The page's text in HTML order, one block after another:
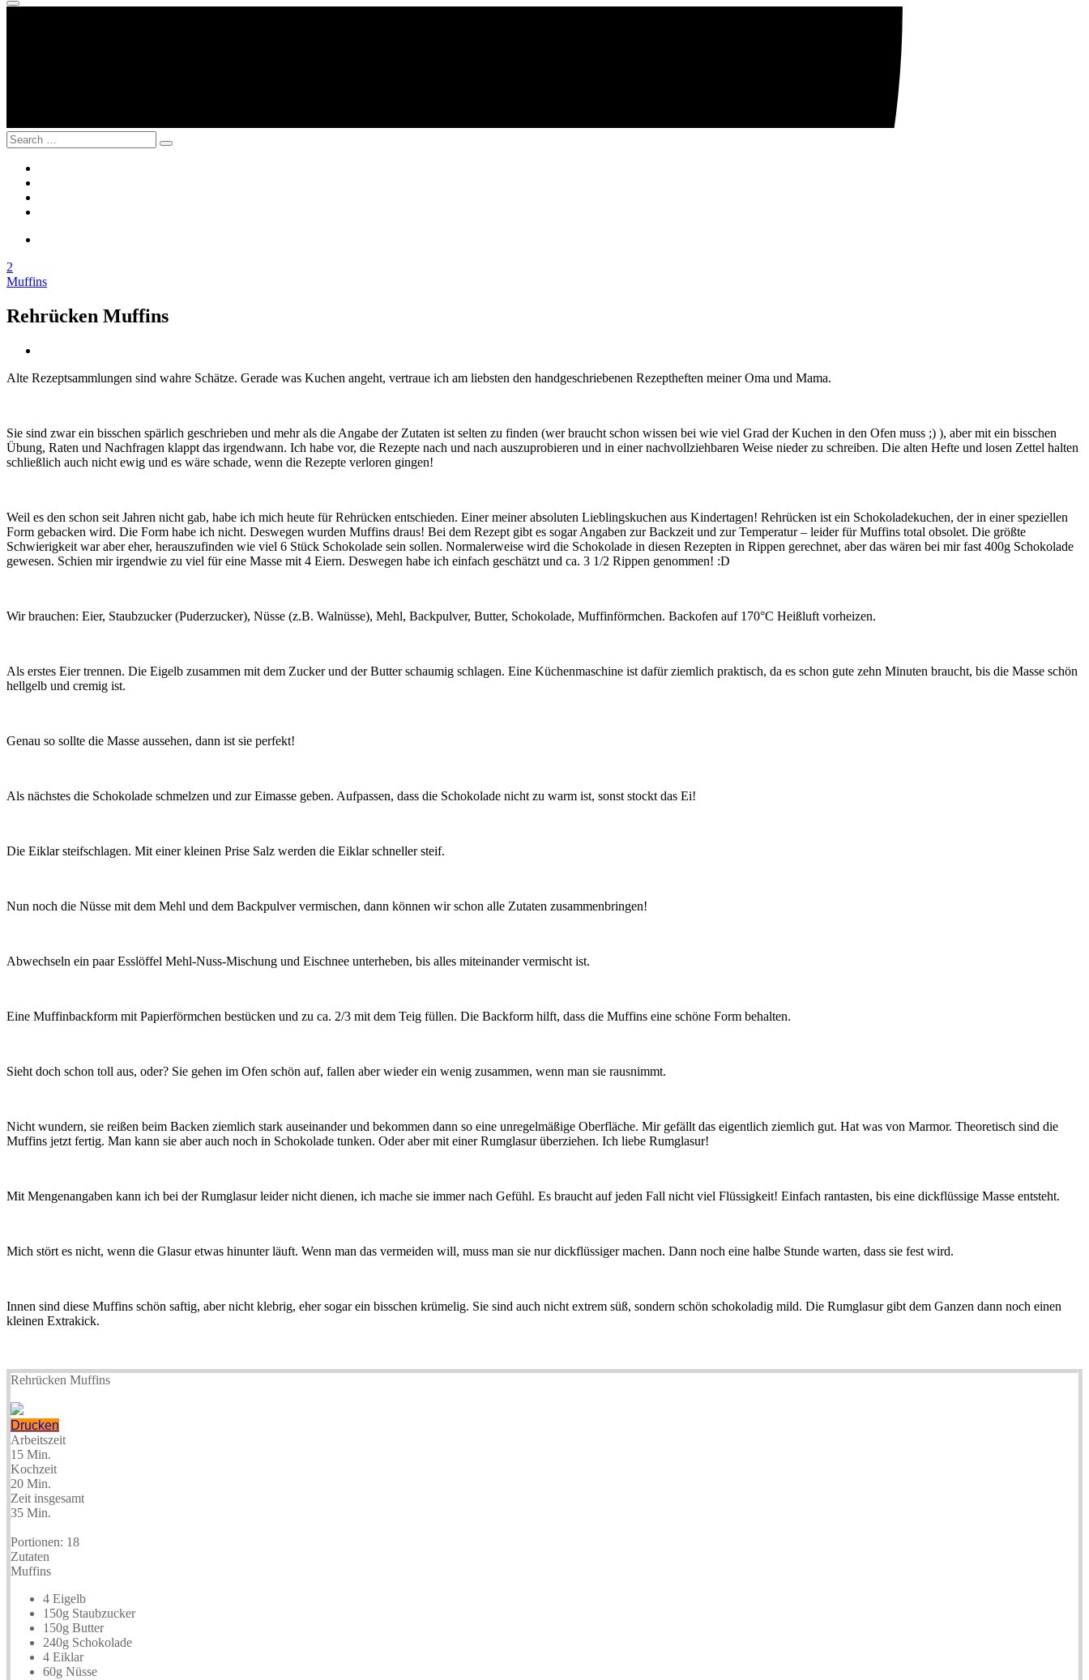
2
Muffins
Rehrücken Muffins
Alte Rezeptsammlungen sind wahre Schätze. Gerade was Kuchen angeht, vertraue ich am liebsten den handgeschriebenen Rezeptheften meiner Oma und Mama.
Sie sind zwar ein bisschen spärlich geschrieben und mehr als die Angabe der Zutaten ist selten zu finden (wer braucht schon wissen bei wie viel Grad der Kuchen in den Ofen muss ;) ), aber mit ein bisschen
Übung, Raten und Nachfragen klappt das irgendwann. Ich habe vor, die Rezepte nach und nach auszuprobieren und in einer nachvollziehbaren Weise nieder zu schreiben. Die alten Hefte und losen Zettel halten
schließlich auch nicht ewig und es wäre schade, wenn die Rezepte verloren gingen!
Weil es den schon seit Jahren nicht gab, habe ich mich heute für Rehrücken entschieden. Einer meiner absoluten Lieblingskuchen aus Kindertagen! Rehrücken ist ein Schokoladekuchen, der in einer speziellen
Form gebacken wird. Die Form habe ich nicht. Deswegen wurden Muffins draus! Bei dem Rezept gibt es sogar Angaben zur Backzeit und zur Temperatur – leider für Muffins total obsolet. Die größte
Schwierigkeit war aber eher, herauszufinden wie viel 6 Stück Schokolade sein sollen. Normalerweise wird die Schokolade in diesen Rezepten in Rippen gerechnet, aber das wären bei mir fast 400g Schokolade
gewesen. Schien mir irgendwie zu viel für eine Masse mit 4 Eiern. Deswegen habe ich einfach geschätzt und ca. 3 1/2 Rippen genommen! :D
Wir brauchen: Eier, Staubzucker (Puderzucker), Nüsse (z.B. Walnüsse), Mehl, Backpulver, Butter, Schokolade, Muffinförmchen. Backofen auf 170°C Heißluft vorheizen.
Als erstes Eier trennen. Die Eigelb zusammen mit dem Zucker und der Butter schaumig schlagen. Eine Küchenmaschine ist dafür ziemlich praktisch, da es schon gute zehn Minuten braucht, bis die Masse schön
hellgelb und cremig ist.
Genau so sollte die Masse aussehen, dann ist sie perfekt!
Als nächstes die Schokolade schmelzen und zur Eimasse geben. Aufpassen, dass die Schokolade nicht zu warm ist, sonst stockt das Ei!
Die Eiklar steifschlagen. Mit einer kleinen Prise Salz werden die Eiklar schneller steif.
Nun noch die Nüsse mit dem Mehl und dem Backpulver vermischen, dann können wir schon alle Zutaten zusammenbringen!
Abwechseln ein paar Esslöffel Mehl-Nuss-Mischung und Eischnee unterheben, bis alles miteinander vermischt ist.
Eine Muffinbackform mit Papierförmchen bestücken und zu ca. 2/3 mit dem Teig füllen. Die Backform hilft, dass die Muffins eine schöne Form behalten.
Sieht doch schon toll aus, oder? Sie gehen im Ofen schön auf, fallen aber wieder ein wenig zusammen, wenn man sie rausnimmt.
Nicht wundern, sie reißen beim Backen ziemlich stark auseinander und bekommen dann so eine unregelmäßige Oberfläche. Mir gefällt das eigentlich ziemlich gut. Hat was von Marmor. Theoretisch sind die
Muffins jetzt fertig. Man kann sie aber auch noch in Schokolade tunken. Oder aber mit einer Rumglasur überziehen. Ich liebe Rumglasur!
Mit Mengenangaben kann ich bei der Rumglasur leider nicht dienen, ich mache sie immer nach Gefühl. Es braucht auf jeden Fall nicht viel Flüssigkeit! Einfach rantasten, bis eine dickflüssige Masse entsteht.
Mich stört es nicht, wenn die Glasur etwas hinunter läuft. Wenn man das vermeiden will, muss man sie nur dickflüssiger machen. Dann noch eine halbe Stunde warten, dass sie fest wird.
Innen sind diese Muffins schön saftig, aber nicht klebrig, eher sogar ein bisschen krümelig. Sie sind auch nicht extrem süß, sondern schön schokoladig mild. Die Rumglasur gibt dem Ganzen dann noch einen
kleinen Extrakick.
Rehrücken Muffins
Drucken
Arbeitszeit
15 Min.
Kochzeit
20 Min.
Zeit insgesamt
35 Min.
Portionen: 18
Zutaten
Muffins
4 Eigelb
150g Staubzucker
150g Butter
240g Schokolade
4 Eiklar
60g Nüsse